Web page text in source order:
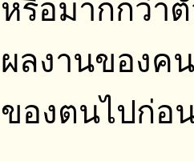
หรือมากกว่า
ผลงานของค
ของตนไปก่อ